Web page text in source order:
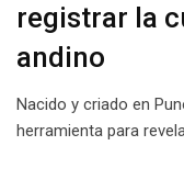
registrar la
andino
Nacido y criado en
herramienta para